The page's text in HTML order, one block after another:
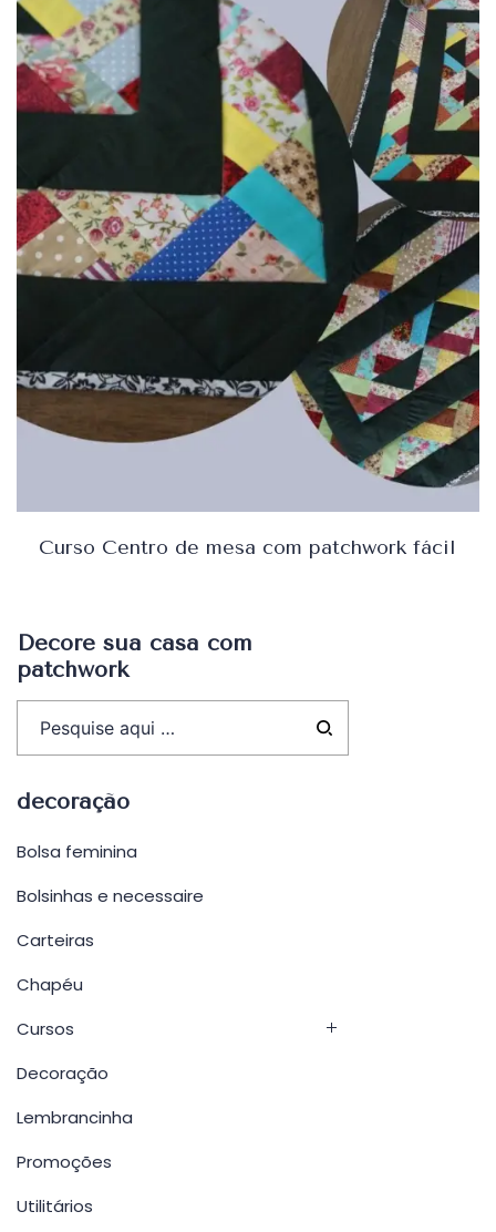
Curso Centro de mesa com patchwork fácil
Decore sua casa com
patchwork
decoração
Bolsa feminina
Bolsinhas e necessaire
Carteiras
Chapéu
Cursos
Decoração
Lembrancinha
Promoções
Utilitários